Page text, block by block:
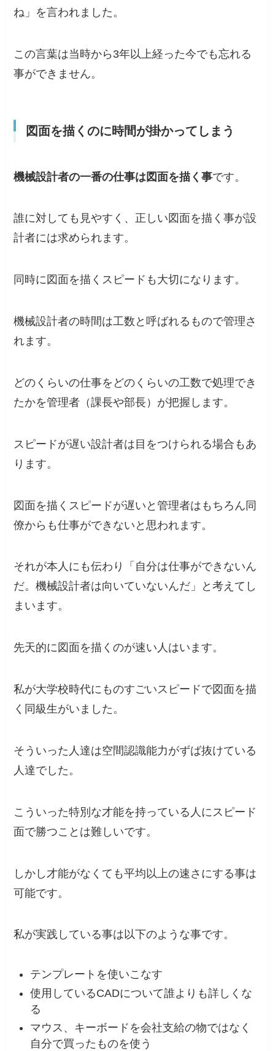
ね」を言われました。
この言葉は当時から3年以上経った今でも忘れる
事ができません。
図面を描くのに時間が掛かってしまう
機械設計者の一番の仕事は図面を描く事です。
誰に対しても見やすく、正しい図面を描く事が設
計者には求められます。
同時に 図面を描くスピードも大切 になります。
機械設計者の時間は工数と呼ばれるもので管理さ
れます。
どのくらいの仕事をどのくらいの工数で処理でき
たかを管理者（課長や部長）が把握します。
スピードが遅い設計者は目をつけられる場合もあ
ります。
図面を描くスピードが遅いと管理者はもちろん同
僚からも仕事ができないと思われます。
それが本人にも伝わり「自分は仕事ができないん
だ。機械設計者は向いていないんだ」と考えてし
まいます。
先天的に図面を描くのが速い人はいます。
私が大学校時代にものすごいスピードで図面を描
く同級生がいました。
そういった人達は空間認識能力がずば抜けている
人達でした。
こういった特別な才能を持っている人にスピード
面で勝つことは難しいです。
しかし才能がなくても平均以上の速さにする事は
可能です。
私が実践している事は以下のような事です。
テンプレートを使いこなす
使用しているCADについて誰よりも詳しくな
る
マウス、キーボードを会社支給の物ではなく
自分で買ったものを使う